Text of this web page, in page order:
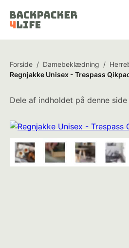
Forside / Damebeklædning /
Regnjakke Unisex - Trespass
Dele af indholdet på denne